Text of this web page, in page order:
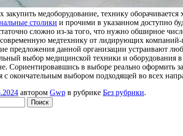
закупить медоборудование, технику
столики и прочими в указанном доступно
сложно из-за того, что нужно обширное
современную медтехнику от лидирующих
предложения данной организации устраивают
выбор медицинской техники и оборудования
Сориентировавшись в выборе реально оформить
с окончательным выбором подходящей во всех
автором Gwp в рубрике Без рубрики.